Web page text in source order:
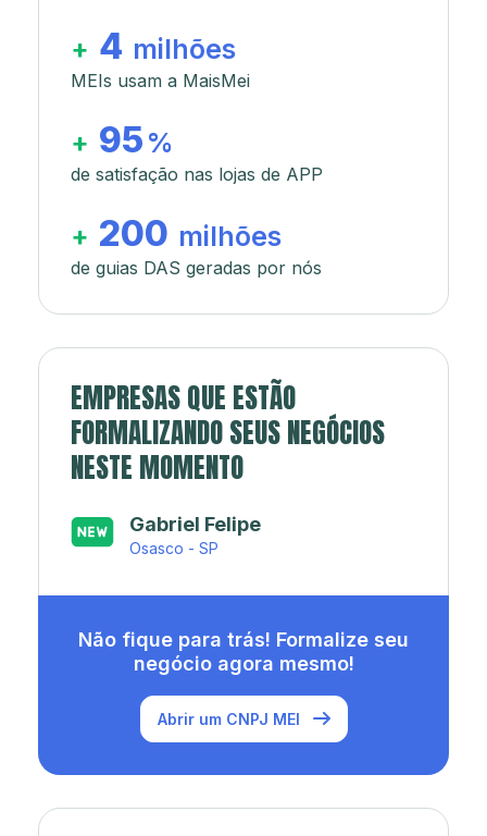
+ 4 milhões
MEIs usam a MaisMei
+ 95 %
de satisfação nas lojas de APP
+ 200 milhões
de guias DAS geradas por nós
EMPRESAS QUE ESTÃO
FORMALIZANDO SEUS NEGÓCIOS
NESTE MOMENTO
Japa’s açaí e sorveteria
Rio de Janeiro - RJ
Não fique para trás! Formalize seu
negócio agora mesmo!
Abrir um CNPJ MEI